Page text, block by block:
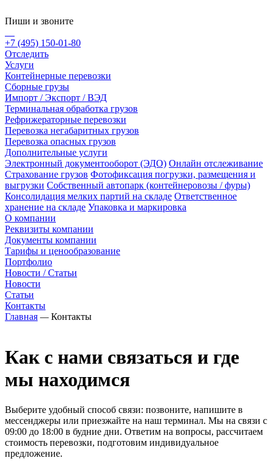
Пиши и звоните
+7 (495) 150-01-80
Отследить
Услуги
Контейнерные перевозки
Сборные грузы
Импорт / Экспорт / ВЭД
Терминальная обработка грузов
Рефрижераторные перевозки
Перевозка негабаритных грузов
Перевозка опасных грузов
Дополнительные услуги
Электронный документооборот (ЭДО) Онлайн отслеживание
Страхование грузов Фотофиксация погрузки, размещения и
выгрузки Собственный автопарк (контейнеровозы / фуры)
Консолидация мелких партий на складе Ответственное
хранение на складе Упаковка и маркировка
О компании
Реквизиты компании
Документы компании
Тарифы и ценообразование
Портфолио
Новости / Статьи
Новости
Статьи
Контакты
Главная — Контакты
Как с нами связаться и где
мы находимся
Выберите удобный способ связи: позвоните, напишите в
мессенджеры или приезжайте на наш терминал. Мы на связи с
09:00 до 18:00 в будние дни. Ответим на вопросы, рассчитаем
стоимость перевозки, подготовим индивидуальное
предложение.